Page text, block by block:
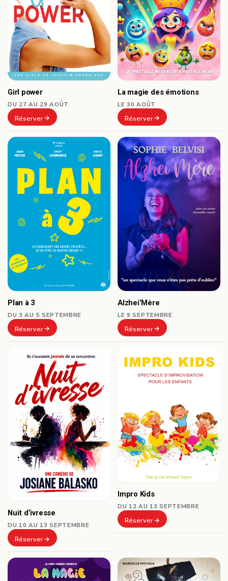
Girl power
DU 27 AU 29 AOÛT
Réserver
La magie des émotions
LE 30 AOÛT
Réserver
Plan à 3
DU 3 AU 5 SEPTEMBRE
Réserver
Alzhei’Mère
LE 9 SEPTEMBRE
Réserver
Nuit d’ivresse
DU 10 AU 13 SEPTEMBRE
Réserver
Impro Kids
DU 12 AU 13 SEPTEMBRE
Réserver